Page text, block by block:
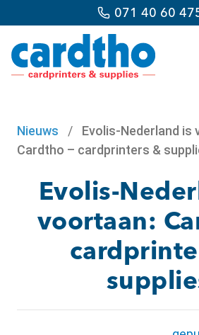
071 40 60
Nieuws /
Evolis-Nederland is
Cardtho – cardprinters &
Evolis-
voortaan: